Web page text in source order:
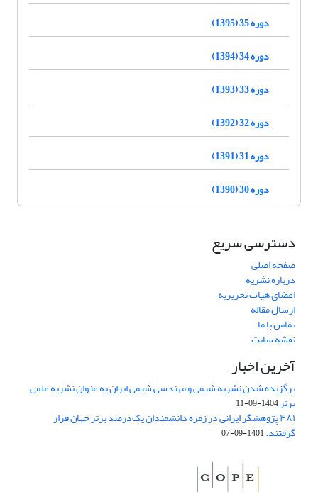
دوره 35 (1395)
دوره 34 (1394)
دوره 33 (1393)
دوره 32 (1392)
دوره 31 (1391)
دوره 30 (1390)
دسترسی سریع
صفحه اصلی
درباره نشریه
اعضای هیات تحریریه
ارسال مقاله
تماس با ما
نقشه سایت
آخرین اخبار
برگزیده شدن نشریه شیمی و مهندسی شیمی ایران به عنوان نشریه علمی
برتر1404-09-11
۴۸۱ پژوهشگر ایرانی در زمره دانشمندان یک‌درصد برتر جهان قرار
گرفتند.1401-09-07